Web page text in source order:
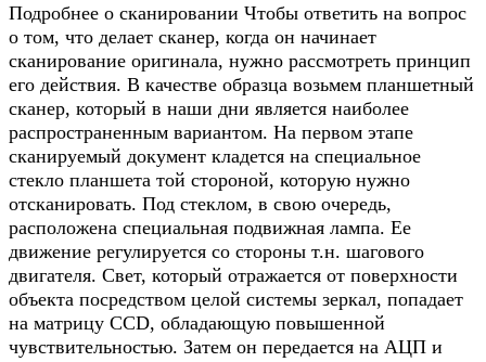
Подробнее о сканировании Чтобы ответить на вопрос
о том, что делает сканер, когда он начинает
сканирование оригинала, нужно рассмотреть принцип
его действия. В качестве образца возьмем планшетный
сканер, который в наши дни является наиболее
распространенным вариантом. На первом этапе
сканируемый документ кладется на специальное
стекло планшета той стороной, которую нужно
отсканировать. Под стеклом, в свою очередь,
расположена специальная подвижная лампа. Ее
движение регулируется со стороны т.н. шагового
двигателя. Свет, который отражается от поверхности
объекта посредством целой системы зеркал, попадает
на матрицу CCD, обладающую повышенной
чувствительностью. Затем он передается на АЦП и